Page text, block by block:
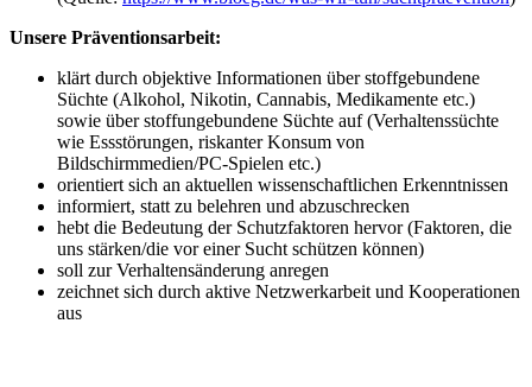
Unsere Präventionsarbeit:
klärt durch objektive Informationen über stoffgebundene
Süchte (Alkohol, Nikotin, Cannabis, Medikamente etc.)
sowie über stoffungebundene Süchte auf (Verhaltenssüchte
wie Essstörungen, riskanter Konsum von
Bildschirmmedien/PC-Spielen etc.)
orientiert sich an aktuellen wissenschaftlichen Erkenntnissen
informiert, statt zu belehren und abzuschrecken
hebt die Bedeutung der Schutzfaktoren hervor (Faktoren, die
uns stärken/die vor einer Sucht schützen können)
soll zur Verhaltensänderung anregen
zeichnet sich durch aktive Netzwerkarbeit und Kooperationen
aus